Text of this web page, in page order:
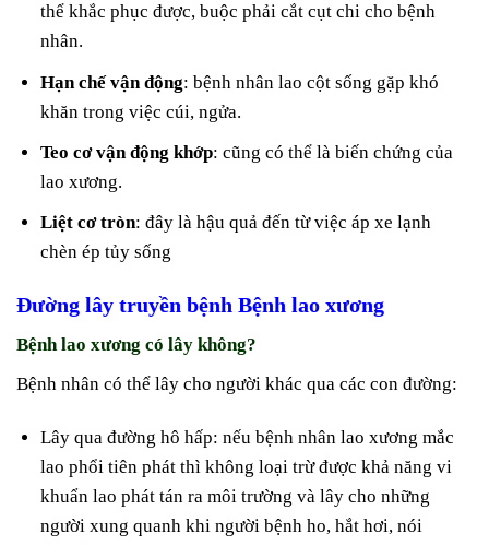
thể khắc phục được, buộc phải cắt cụt chi cho bệnh
nhân.
Hạn chế vận động: bệnh nhân lao cột sống gặp khó
khăn trong việc cúi, ngửa.
Teo cơ vận động khớp: cũng có thể là biến chứng của
lao xương.
Liệt cơ tròn: đây là hậu quả đến từ việc áp xe lạnh
chèn ép tủy sống
Đường lây truyền bệnh Bệnh lao xương
Bệnh lao xương có lây không?
Bệnh nhân có thể lây cho người khác qua các con đường:
Lây qua đường hô hấp: nếu bệnh nhân lao xương mắc
lao phổi tiên phát thì không loại trừ được khả năng vi
khuẩn lao phát tán ra môi trường và lây cho những
người xung quanh khi người bệnh ho, hắt hơi, nói